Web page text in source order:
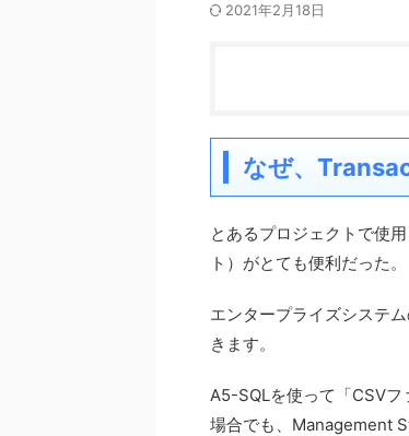
2021年2月18日
なぜ、
とあるプロジェクトで使
ト）がとても便利だった。
エンタープライズシステ
きます。
A5-SQLを使って「CSVフ
場合でも、Management